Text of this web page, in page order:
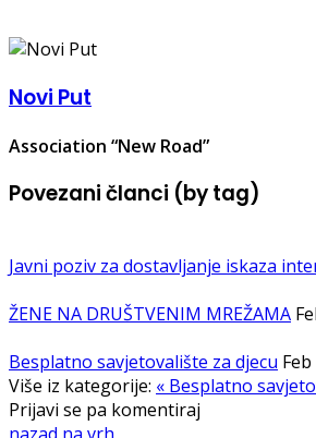
Novi Put
Association “New Road”
Povezani članci (by tag)
Javni poziv za dostavljanje iskaza
ŽENE NA DRUŠTVENIM MREŽAMA
Besplatno savjetovalište za djecu
Više iz kategorije: « Besplatno
Prijavi se pa komentiraj